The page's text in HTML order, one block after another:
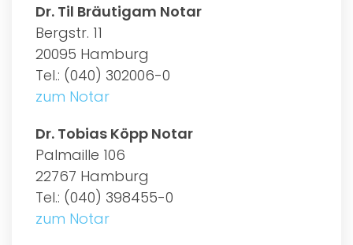
Dr. Til Bräutigam Notar
Bergstr. 11
20095 Hamburg
Tel.: (040) 302006-0
zum Notar
Dr. Tobias Köpp Notar
Palmaille 106
22767 Hamburg
Tel.: (040) 398455-0
zum Notar